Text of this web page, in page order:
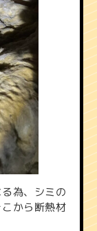
為、シミの
から断熱材